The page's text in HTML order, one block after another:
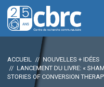
ACCUEIL
NOUVELLES + IDÉES
LANCEMENT DU LIVRE: «
STORIES OF CONVERSION